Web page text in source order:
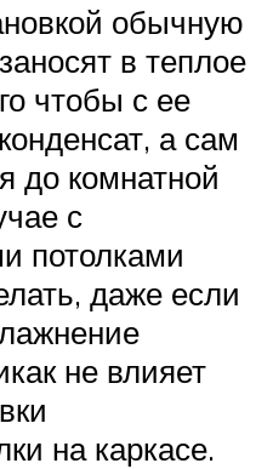
обычную
в теплое
чтобы с ее
а сам
до комнатной
с
потолками
даже если
не влияет
на каркасе.